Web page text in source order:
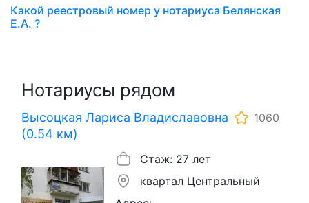
Какой реестровый номер у нотариуса Белянская
Е.А. ?
Нотариусы рядом
Высоцкая Лариса Владиславовна
(0.54 км)
1060
Стаж: 27 лет
квартал Центральный